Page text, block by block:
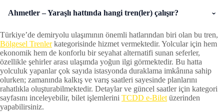
Ahmetler – Yaraşlı hattında hangi tren(ler) çalışır?
Türkiye’de demiryolu ulaşımının önemli hatlarından biri olan bu tren,
Bölgesel Trenlerkategorisinde hizmet vermektedir. Yolcular için hem
ekonomik hem de konforlu bir seyahat alternatifi sunan seferler,
özellikle şehirler arası ulaşımda yoğun ilgi görmektedir. Bu hatta
yolculuk yapanlar çok sayıda istasyonda duraklama imkânına sahip
olurken; zamanında kalkış ve varış saatleri sayesinde planlarını
rahatlıkla oluşturabilmektedir. Detaylar ve güncel saatler için kategori
sayfasını inceleyebilir, bilet işlemlerini TCDD e-Bilet üzerinden
yapabilirsiniz.